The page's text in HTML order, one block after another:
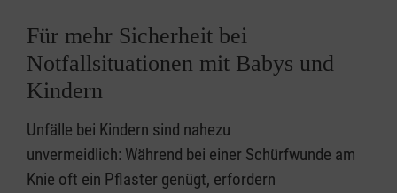
Für mehr Sicherheit bei
Notfallsituationen mit Babys und
Kindern
Unfälle bei Kindern sind nahezu
unvermeidlich: Während bei einer Schürfwunde am
Knie oft ein Pflaster genügt, erfordern